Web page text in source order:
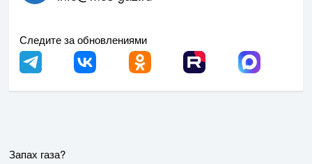
Следите за обновлениями
Запах газа?